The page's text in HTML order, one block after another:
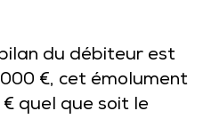
du débiteur est
€, cet émolument
quel que soit le